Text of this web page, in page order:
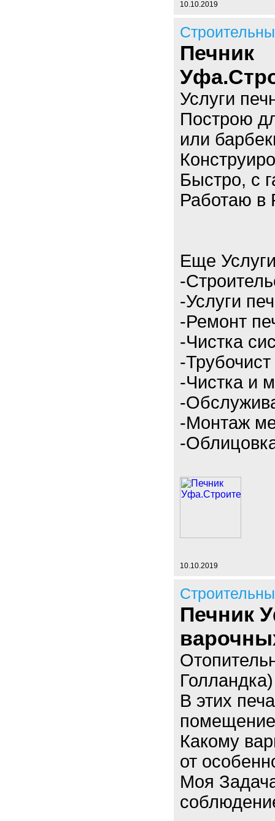
10.10.2019
Печник
Услуги
Построю
или
Быстро, с
Работаю в
Еще
-
-Услуги
-Ремонт
-Чистка
-Трубочист
-Чистка и
-
-Монтаж
-
10.10.2019
Печник
Голландка)
В этих
Какому
от
Моя